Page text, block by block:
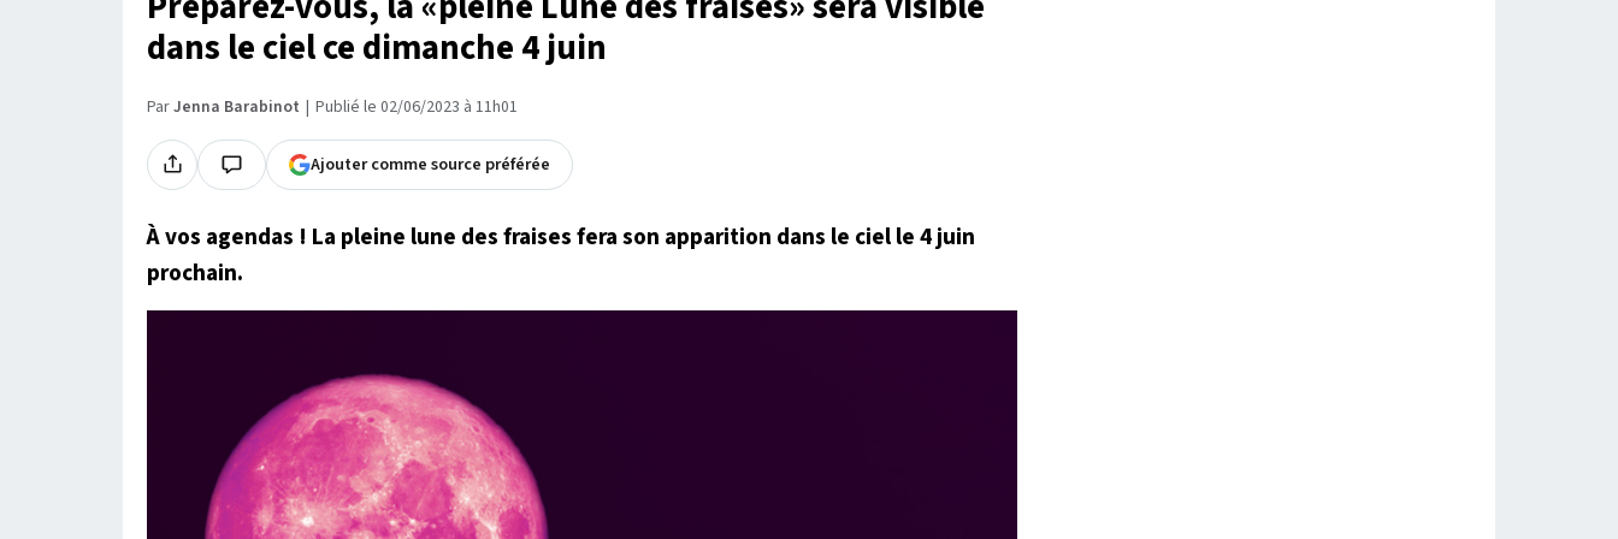
dans le ciel ce dimanche 4 juin
ParJenna Barabinot Publié le 02/06/2023 à 11h01
Ajouter comme source préférée
À vos agendas ! La pleine lune des fraises fera son apparition dans le ciel le 4 juin
prochain.